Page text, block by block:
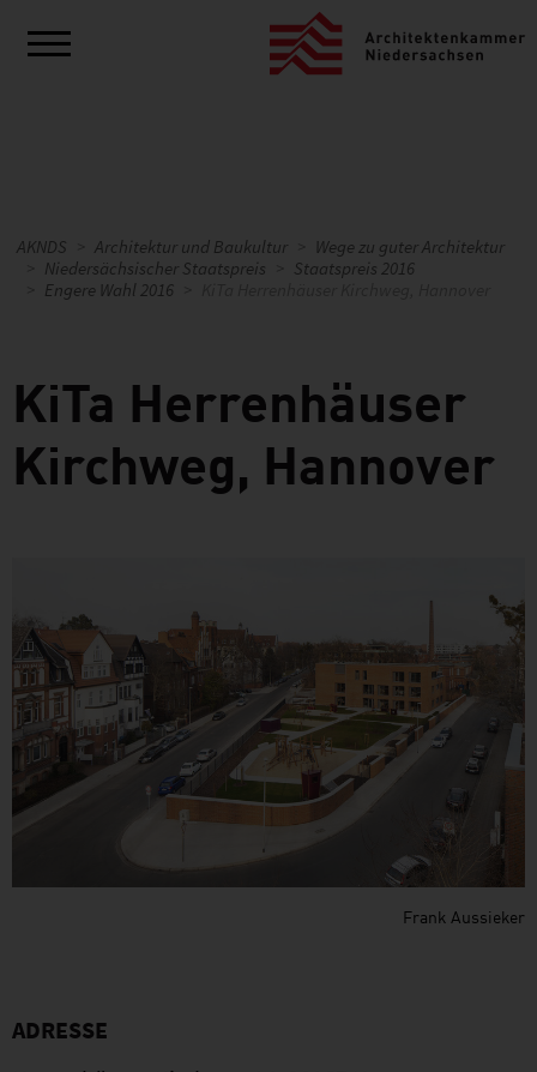
AKNDS Architektur und Baukultur
Wege zu guter Architektur
Niedersächsischer Staatspreis
Staatspreis 2016
Engere Wahl 2016
KiTa Herrenhäuser
Kirchweg, Hannover
Frank Aussieker
ADRESSE